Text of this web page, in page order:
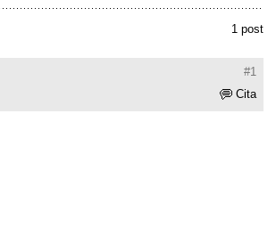
1 post
#1
Cita